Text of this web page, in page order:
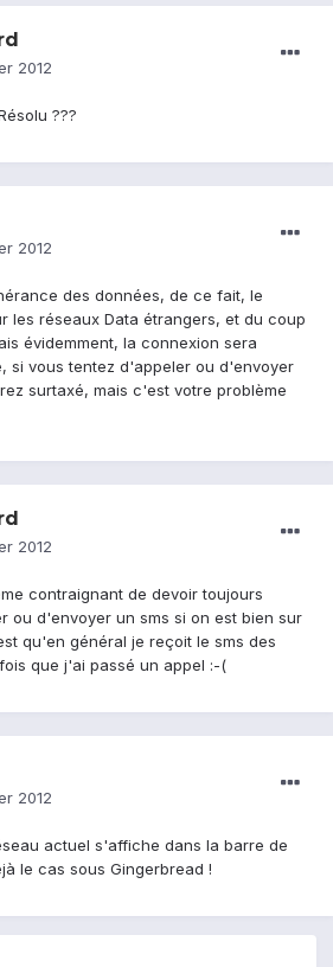
2012
???
2012
des données, de ce fait, le
les réseaux Data étrangers, et du coup
évidemment, la connexion sera
si vous tentez d'appeler ou d'envoyer
surtaxé, mais c'est votre problème
2012
contraignant de devoir toujours
ou d'envoyer un sms si on est bien sur
qu'en général je reçoit le sms des
que j'ai passé un appel :-(
2012
actuel s'affiche dans la barre de
le cas sous Gingerbread !